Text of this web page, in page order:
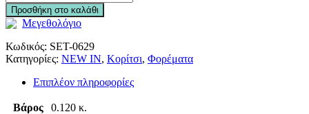
Προσθήκη στο καλάθι
Μεγεθολόγιο
Κωδικός: SET-0629
Κατηγορίες: NEW IN, Κορίτσι, Φορέματα
Επιπλέον πληροφορίες
Βάρος 0.120 κ.